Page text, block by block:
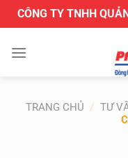
qua
dung
CÔNG TY TNHH
TRANG CHỦ / TƯ